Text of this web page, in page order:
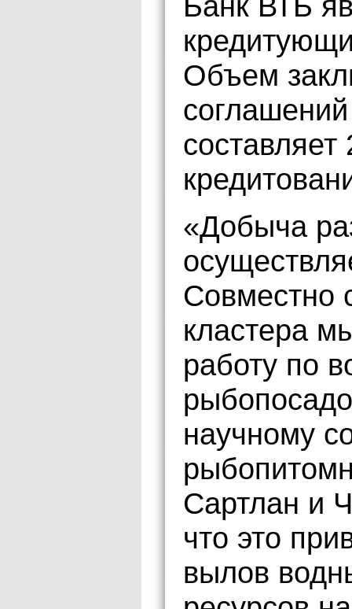
Объем
«Добыча
Совместно
кластера
работу по
научному
Сартлан и
что это
вылов